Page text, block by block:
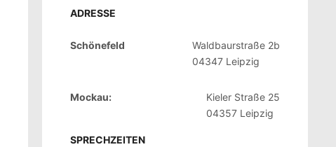
ADRESSE
Schönefeld
Waldbaurstraße 2b
04347 Leipzig
Mockau:
Kieler Straße 25
04357 Leipzig
SPRECHZEITEN